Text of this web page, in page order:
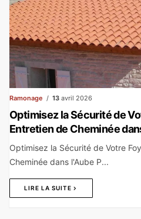
Ramonage 13 avril 2026
Optimisez la Sécurité de
Entretien de Cheminée
Optimisez la Sécurité de Votre
Cheminée dans l'Aube P...
LIRE LA SUITE